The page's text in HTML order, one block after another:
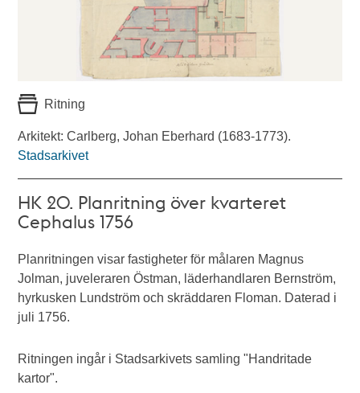
Ritning
Arkitekt: Carlberg, Johan Eberhard (1683-1773).
Stadsarkivet
HK 20. Planritning över kvarteret
Cephalus 1756
Planritningen visar fastigheter för målaren Magnus
Jolman, juveleraren Östman, läderhandlaren Bernström,
hyrkusken Lundström och skräddaren Floman. Daterad i
juli 1756.
Ritningen ingår i Stadsarkivets samling "Handritade
kartor".